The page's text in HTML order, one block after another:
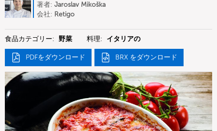
著者: Jaroslav Mikoška
会社: Retigo
食品カテゴリー: 野菜 料理: イタリアの
PDFをダウンロード BRX をダウンロード